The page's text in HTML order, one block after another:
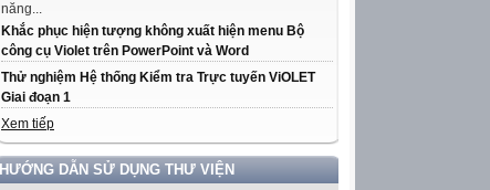
năng...
Khắc phục hiện tượng không xuất hiện menu Bộ
công cụ Violet trên PowerPoint và Word
Thử nghiệm Hệ thống Kiểm tra Trực tuyến ViOLET
Giai đoạn 1
Xem tiếp
HƯỚNG DẪN SỬ DỤNG THƯ VIỆN